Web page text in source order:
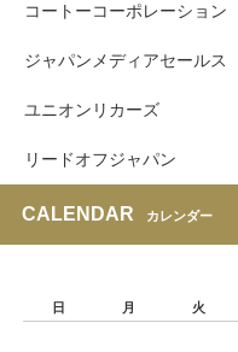
コートーコーポレーション
ジャパンメディアセールス
ユニオンリカーズ
リードオフジャパン
CALENDAR カレンダー
日
月 火